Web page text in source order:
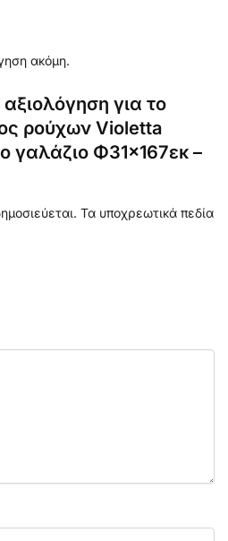
ακόμη.
για το
ρούχων Violetta
γαλάζιο Φ31×167εκ –
Τα υποχρεωτικά πεδία